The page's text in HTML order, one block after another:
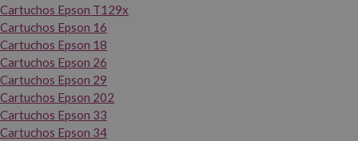
Cartuchos Epson T129x
Cartuchos Epson 16
Cartuchos Epson 18
Cartuchos Epson 26
Cartuchos Epson 29
Cartuchos Epson 202
Cartuchos Epson 33
Cartuchos Epson 34